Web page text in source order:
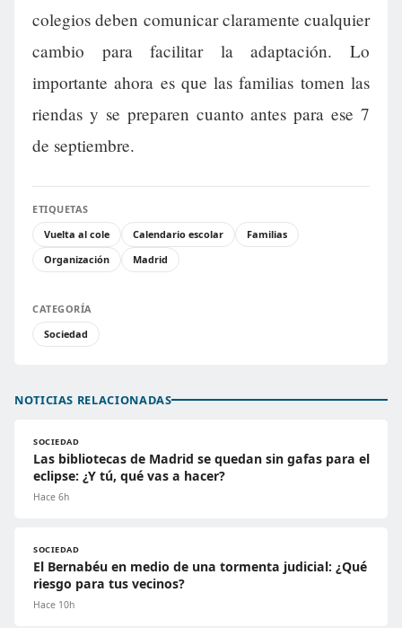
colegios deben comunicar claramente cualquier
cambio para facilitar la adaptación. Lo
importante ahora es que las familias tomen las
riendas y se preparen cuanto antes para ese 7
de septiembre.
ETIQUETAS
Vuelta al cole
Calendario escolar
Familias
Organización
Madrid
CATEGORÍA
Sociedad
NOTICIAS RELACIONADAS
SOCIEDAD
Las bibliotecas de Madrid se quedan sin gafas para el
eclipse: ¿Y tú, qué vas a hacer?
Hace 6h
SOCIEDAD
El Bernabéu en medio de una tormenta judicial: ¿Qué
riesgo para tus vecinos?
Hace 10h